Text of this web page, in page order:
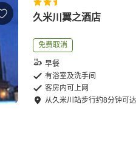
久米川翼之酒店
免费取消
早餐
有浴室及洗手间
客房内可上网
从久米川站步行约8分钟可达